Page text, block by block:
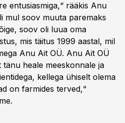
entusiasmiga,“ rääkis Anu
mul soov muuta paremaks
soov oli luua oma
mis täitus 1999 aastal, mil
Anu Ait OÜ. Anu Ait OÜ
heale meeskonnale ja
kellega ühiselt olema
on farmides terved,“